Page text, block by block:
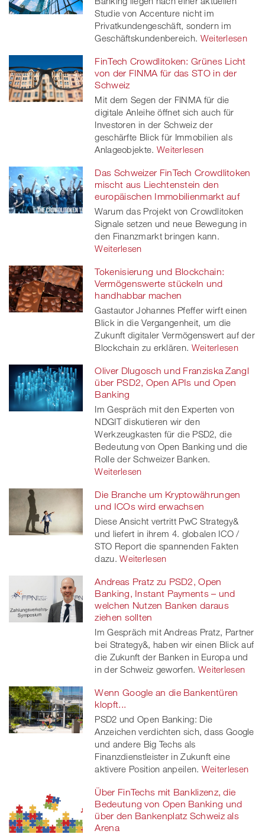
Studie von Accenture nicht im
Privatkundengeschäft, sondern im
Geschäftskundenbereich. Weiterlesen
FinTech Crowdlitoken: Grünes Licht
von der FINMA für das STO in der
Schweiz
Mit dem Segen der FINMA für die
digitale Anleihe öffnet sich auch für
Investoren in der Schweiz der
geschärfte Blick für Immobilien als
Anlageobjekte. Weiterlesen
Das Schweizer FinTech Crowdlitoken
mischt aus Liechtenstein den
europäischen Immobilienmarkt auf
Warum das Projekt von Crowdlitoken
Signale setzen und neue Bewegung in
den Finanzmarkt bringen kann.
Weiterlesen
Tokenisierung und Blockchain:
Vermögenswerte stückeln und
handhabbar machen
Gastautor Johannes Pfeffer wirft einen
Blick in die Vergangenheit, um die
Zukunft digitaler Vermögenswert auf der
Blockchain zu erklären. Weiterlesen
Oliver Dlugosch und Franziska Zangl
über PSD2, Open APIs und Open
Banking
Im Gespräch mit den Experten von
NDGIT diskutieren wir den
Werkzeugkasten für die PSD2, die
Bedeutung von Open Banking und die
Rolle der Schweizer Banken.
Weiterlesen
Die Branche um Kryptowährungen
und ICOs wird erwachsen
Diese Ansicht vertritt PwC Strategy&
und liefert in ihrem 4. globalen ICO /
STO Report die spannenden Fakten
dazu. Weiterlesen
Andreas Pratz zu PSD2, Open
Banking, Instant Payments – und
welchen Nutzen Banken daraus
ziehen sollten
Im Gespräch mit Andreas Pratz, Partner
bei Strategy&, haben wir einen Blick auf
die Zukunft der Banken in Europa und
in der Schweiz geworfen. Weiterlesen
Wenn Google an die Bankentüren
klopft...
PSD2 und Open Banking: Die
Anzeichen verdichten sich, dass Google
und andere Big Techs als
Finanzdienstleister in Zukunft eine
aktivere Position anpeilen. Weiterlesen
Über FinTechs mit Banklizenz, die
Bedeutung von Open Banking und
über den Bankenplatz Schweiz als
Arena